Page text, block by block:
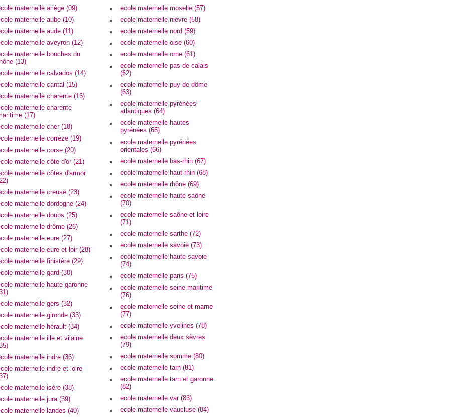
maternelle ariège (09)
maternelle aube (10)
maternelle aude (11)
maternelle aveyron (12)
maternelle bouches du
(13)
maternelle calvados (14)
maternelle cantal (15)
maternelle charente (16)
maternelle charente
(17)
maternelle cher (18)
maternelle corrèze (19)
maternelle corse (20)
maternelle côte d'or (21)
maternelle côtes d'armor
maternelle creuse (23)
maternelle dordogne (24)
maternelle doubs (25)
maternelle drôme (26)
maternelle eure (27)
maternelle eure et loir (28)
maternelle finistère (29)
maternelle gard (30)
maternelle haute garonne
maternelle gers (32)
maternelle gironde (33)
maternelle hérault (34)
maternelle ille et vilaine
maternelle indre (36)
maternelle indre et loire
maternelle isère (38)
maternelle jura (39)
maternelle landes (40)
ecole maternelle moselle (57)
ecole maternelle nièvre (58)
ecole maternelle nord (59)
ecole maternelle oise (60)
ecole maternelle orne (61)
ecole maternelle pas de calais
(62)
ecole maternelle puy de dôme
(63)
ecole maternelle pyrénées-
atlantiques (64)
ecole maternelle hautes
pyrénées (65)
ecole maternelle pyrénées
orientales (66)
ecole maternelle bas-rhin (67)
ecole maternelle haut-rhin (68)
ecole maternelle rhône (69)
ecole maternelle haute saône
(70)
ecole maternelle saône et loire
(71)
ecole maternelle sarthe (72)
ecole maternelle savoie (73)
ecole maternelle haute savoie
(74)
ecole maternelle paris (75)
ecole maternelle seine maritime
(76)
ecole maternelle seine et marne
(77)
ecole maternelle yvelines (78)
ecole maternelle deux sèvres
(79)
ecole maternelle somme (80)
ecole maternelle tarn (81)
ecole maternelle tarn et garonne
(82)
ecole maternelle var (83)
ecole maternelle vaucluse (84)